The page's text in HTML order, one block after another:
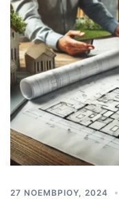
27 ΝΟΕΜΒΡΊΟΥ, 2024